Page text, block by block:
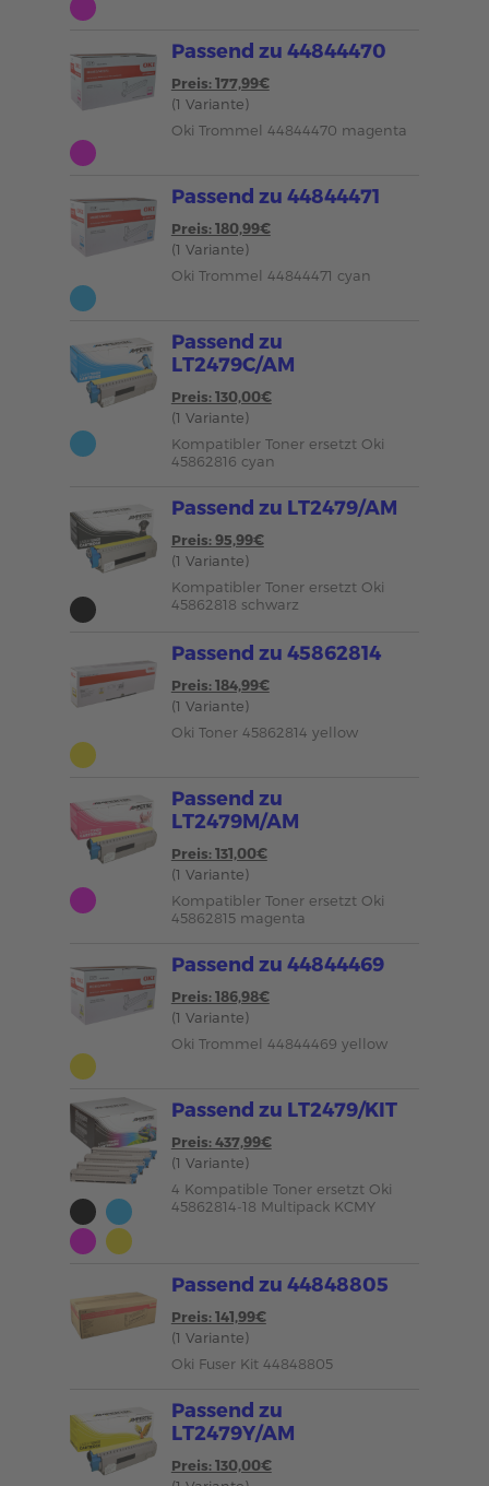
Passend zu 44844470
Preis: 177,99€
(1 Variante)
Oki Trommel 44844470 magenta
Passend zu 44844471
Preis: 180,99€
(1 Variante)
Oki Trommel 44844471 cyan
Passend zu
LT2479C/AM
Preis: 130,00€
(1 Variante)
Kompatibler Toner ersetzt Oki
45862816 cyan
Passend zu LT2479/AM
Preis: 95,99€
(1 Variante)
Kompatibler Toner ersetzt Oki
45862818 schwarz
Passend zu 45862814
Preis: 184,99€
(1 Variante)
Oki Toner 45862814 yellow
Passend zu
LT2479M/AM
Preis: 131,00€
(1 Variante)
Kompatibler Toner ersetzt Oki
45862815 magenta
Passend zu 44844469
Preis: 186,98€
(1 Variante)
Oki Trommel 44844469 yellow
Passend zu LT2479/KIT
Preis: 437,99€
(1 Variante)
4 Kompatible Toner ersetzt Oki
45862814-18 Multipack KCMY
Passend zu 44848805
Preis: 141,99€
(1 Variante)
Oki Fuser Kit 44848805
Passend zu
LT2479Y/AM
Preis: 130,00€